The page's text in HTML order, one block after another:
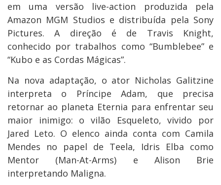
em uma versão live-action produzida pela
Amazon MGM Studios e distribuída pela Sony
Pictures. A direção é de Travis Knight,
conhecido por trabalhos como “Bumblebee” e
“Kubo e as Cordas Mágicas”.
Na nova adaptação, o ator Nicholas Galitzine
interpreta o Príncipe Adam, que precisa
retornar ao planeta Eternia para enfrentar seu
maior inimigo: o vilão Esqueleto, vivido por
Jared Leto. O elenco ainda conta com Camila
Mendes no papel de Teela, Idris Elba como
Mentor (Man-At-Arms) e Alison Brie
interpretando Maligna.